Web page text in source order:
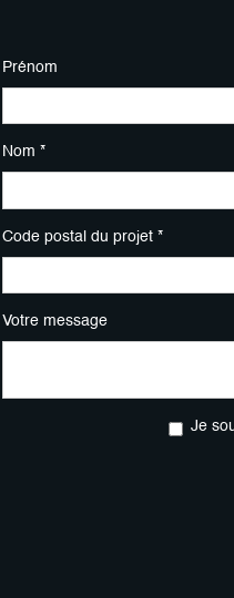
Prénom
Nom *
Code postal du projet *
Votre message
Je